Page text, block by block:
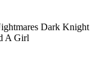
Dark Knight
A Girl